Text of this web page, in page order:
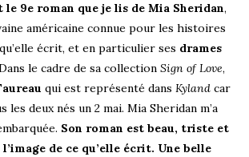
le 9e roman que je lis de Mia Sheridan,
américaine connue pour les histoires
écrit, et en particulier ses drames
le cadre de sa collection Sign of Love,
qui est représenté dans Kyland car
deux nés un 2 mai. Mia Sheridan m’a
Son roman est beau, triste et
de ce qu’elle écrit. Une belle